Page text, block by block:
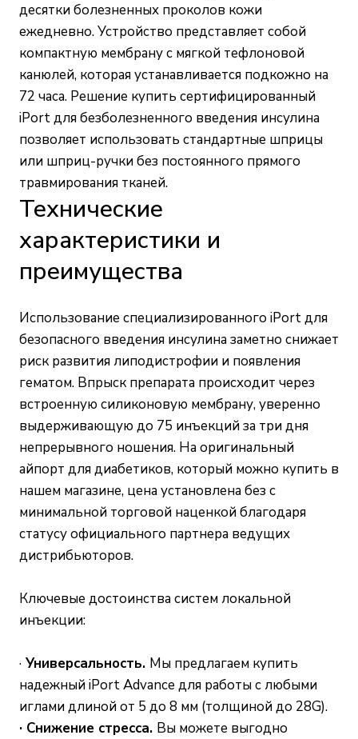
десятки болезненных проколов кожи
ежедневно. Устройство представляет собой
компактную мембрану с мягкой тефлоновой
канюлей, которая устанавливается подкожно на
72 часа. Решение купить сертифицированный
iPort для безболезненного введения инсулина
позволяет использовать стандартные шприцы
или шприц-ручки без постоянного прямого
травмирования тканей.
Технические
характеристики и
преимущества
Использование специализированного iPort для
безопасного введения инсулина заметно снижает
риск развития липодистрофии и появления
гематом. Впрыск препарата происходит через
встроенную силиконовую мембрану, уверенно
выдерживающую до 75 инъекций за три дня
непрерывного ношения. На оригинальный
айпорт для диабетиков, который можно купить в
нашем магазине, цена установлена без с
минимальной торговой наценкой благодаря
статусу официального партнера ведущих
дистрибьюторов.
Ключевые достоинства систем локальной
инъекции:
· Универсальность. Мы предлагаем купить
надежный iPort Advance для работы с любыми
иглами длиной от 5 до 8 мм (толщиной до 28G).
· Снижение стресса. Вы можете выгодно